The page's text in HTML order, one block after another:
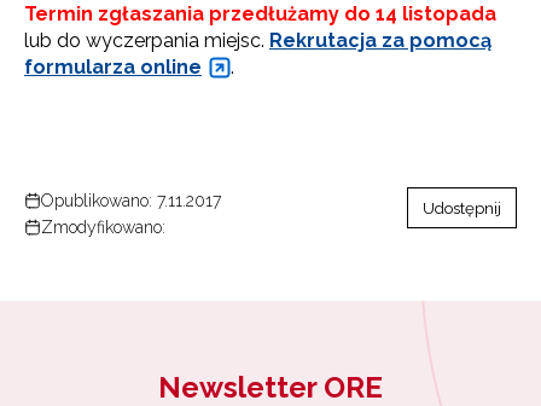
Termin zgłaszania przedłużamy do 14 listopada
lub do wyczerpania miejsc. Rekrutacja za pomocą
formularza online
.
Opublikowano: 7.11.2017
Zmodyfikowano:
Udostępnij
Newsletter ORE